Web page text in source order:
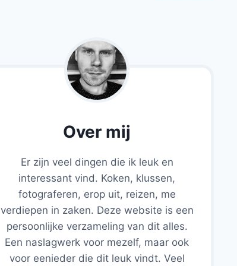
Over mij
Er zijn veel dingen die ik leuk en
interessant vind. Koken, klussen,
fotograferen, erop uit, reizen, me
verdiepen in zaken. Deze website is een
persoonlijke verzameling van dit alles.
Een naslagwerk voor mezelf, maar ook
voor eenieder die dit leuk vindt. Veel